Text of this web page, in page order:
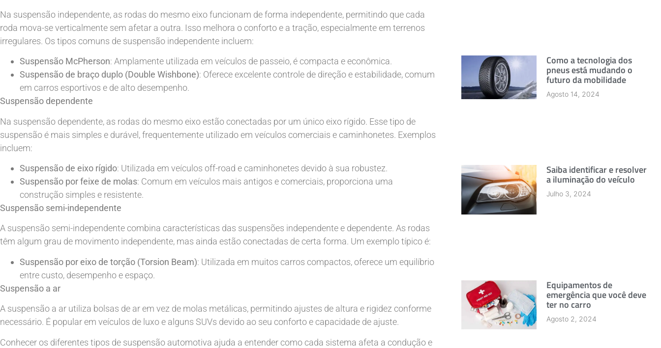
Na suspensão independente, as rodas do mesmo eixo funcionam de forma independente, permitindo que cada
roda mova-se verticalmente sem afetar a outra. Isso melhora o conforto e a tração, especialmente em terrenos
irregulares. Os tipos comuns de suspensão independente incluem:
Suspensão McPherson: Amplamente utilizada em veículos de passeio, é compacta e econômica.
Suspensão de braço duplo (Double Wishbone): Oferece excelente controle de direção e estabilidade, comum
em carros esportivos e de alto desempenho.
Suspensão dependente
Na suspensão dependente, as rodas do mesmo eixo estão conectadas por um único eixo rígido. Esse tipo de
suspensão é mais simples e durável, frequentemente utilizado em veículos comerciais e caminhonetes. Exemplos
incluem:
Suspensão de eixo rígido: Utilizada em veículos off-road e caminhonetes devido à sua robustez.
Suspensão por feixe de molas: Comum em veículos mais antigos e comerciais, proporciona uma
construção simples e resistente.
Suspensão semi-independente
A suspensão semi-independente combina características das suspensões independente e dependente. As rodas
têm algum grau de movimento independente, mas ainda estão conectadas de certa forma. Um exemplo típico é:
Suspensão por eixo de torção (Torsion Beam): Utilizada em muitos carros compactos, oferece um equilíbrio
entre custo, desempenho e espaço.
Suspensão a ar
A suspensão a ar utiliza bolsas de ar em vez de molas metálicas, permitindo ajustes de altura e rigidez conforme
necessário. É popular em veículos de luxo e alguns SUVs devido ao seu conforto e capacidade de ajuste.
Conhecer os diferentes tipos de suspensão automotiva ajuda a entender como cada sistema afeta a condução e
Como a tecnologia dos
pneus está mudando o
futuro da mobilidade
Agosto 14, 2024
Saiba identificar e resolver
a iluminação do veículo
Julho 3, 2024
Equipamentos de
emergência que você deve
ter no carro
Agosto 2, 2024